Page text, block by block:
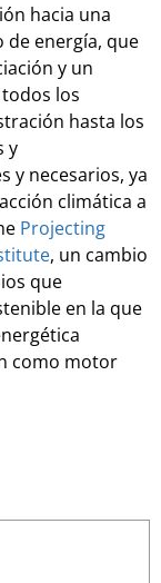
hacia una
de energía, que
y un
los
hasta los
y
y necesarios, ya
climática a
Projecting
, un cambio
que
en la que
como motor